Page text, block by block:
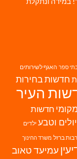
ספר האגף לשירותים
חדשות בחירות
העיר
חדשות
וטבע ילדים
ברזל משרד החינוך
עמיעד טאוב